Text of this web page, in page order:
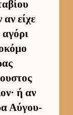
είχε
ή αν
Αύ­γου­